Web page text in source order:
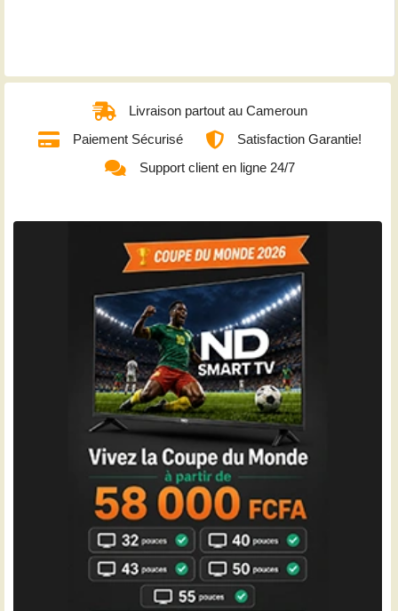
Livraison partout au Cameroun
Paiement Sécurisé
Satisfaction Garantie!
Support client en ligne 24/7